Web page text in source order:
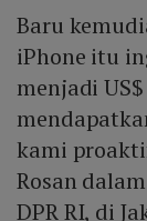
Baru
iPhone itu
menjadi
kami
Rosan
DPR RI, di